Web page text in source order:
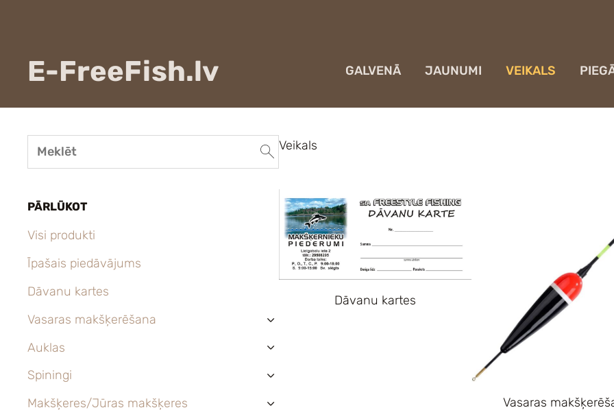
E-FreeFish.lv GALVENĀ JAUNUMI VEIKALS
PĀRLŪKOT
Visi produkti
Īpašais piedāvājums
Dāvanu kartes
Vasaras makšķerēšana
›
Auklas ›
Spiningi ›
Makšķeres/Jūras makšķeres ›
Veikals
Dāvanu kartes
Vasaras